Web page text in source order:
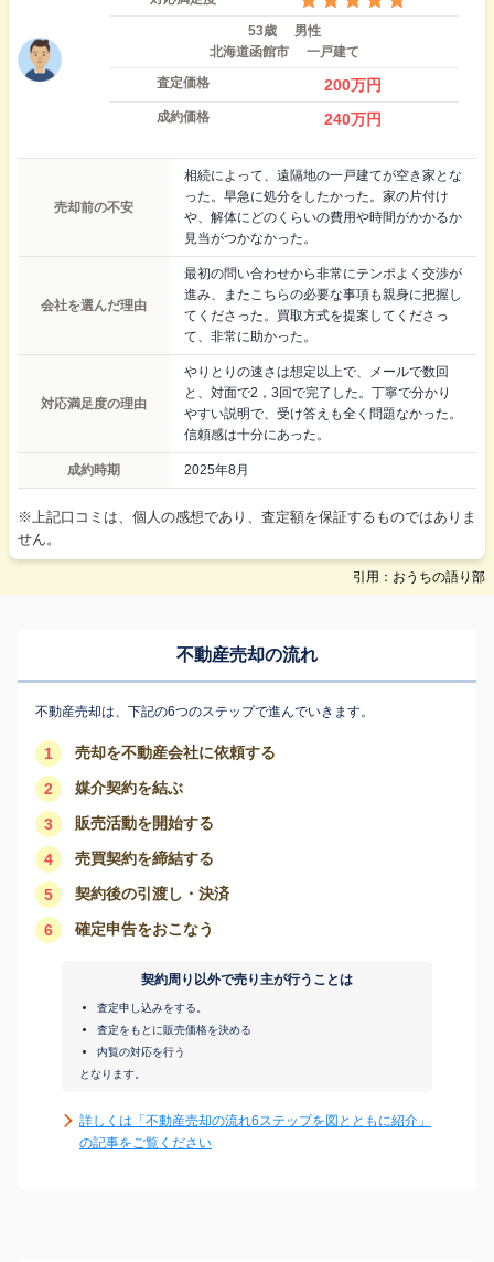
53歳
男性
北海道函館市
一戸建て
査定価格
200万円
成約価格 240万円
売却前の不安
相続によって、遠隔地の一戸建てが空き家とな
った。早急に処分をしたかった。家の片付け
や、解体にどのくらいの費用や時間がかかるか
見当がつかなかった。
会社を選んだ理由
最初の問い合わせから非常にテンポよく交渉が
進み、またこちらの必要な事項も親身に把握し
てくださった。買取方式を提案してくださっ
て、非常に助かった。
対応満足度の理由
やりとりの速さは想定以上で、メールで数回
と、対面で2，3回で完了した。丁寧で分かり
やすい説明で、受け答えも全く問題なかった。
信頼感は十分にあった。
成約時期 2025年8月
※上記口コミは、個人の感想であり、査定額を保証するものではありま
せん。
引用：おうちの語り部
不動産売却の流れ
不動産売却は、下記の6つのステップで進んでいきます。
1 売却を不動産会社に依頼する
2 媒介契約を結ぶ
3 販売活動を開始する
4 売買契約を締結する
5 契約後の引渡し・決済
6 確定申告をおこなう
契約周り以外で売り主が行うことは
査定申し込みをする。
査定をもとに販売価格を決める
内覧の対応を行う
となります。
詳しくは「不動産売却の流れ6ステップを図とともに紹介」
の記事をご覧ください